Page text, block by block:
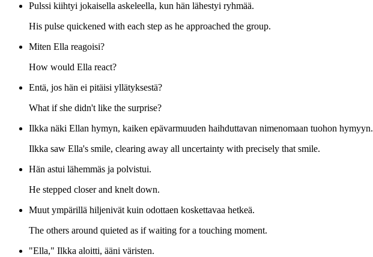
Pulssi kiihtyi jokaisella askeleella, kun hän lähestyi ryhmää.
His pulse quickened with each step as he approached the group.
Miten Ella reagoisi?
How would Ella react?
Entä, jos hän ei pitäisi yllätyksestä?
What if she didn't like the surprise?
Ilkka näki Ellan hymyn, kaiken epävarmuuden haihduttavan nimenomaan tuohon hymyyn.
Ilkka saw Ella's smile, clearing away all uncertainty with precisely that smile.
Hän astui lähemmäs ja polvistui.
He stepped closer and knelt down.
Muut ympärillä hiljenivät kuin odottaen koskettavaa hetkeä.
The others around quieted as if waiting for a touching moment.
"Ella," Ilkka aloitti, ääni väristen.